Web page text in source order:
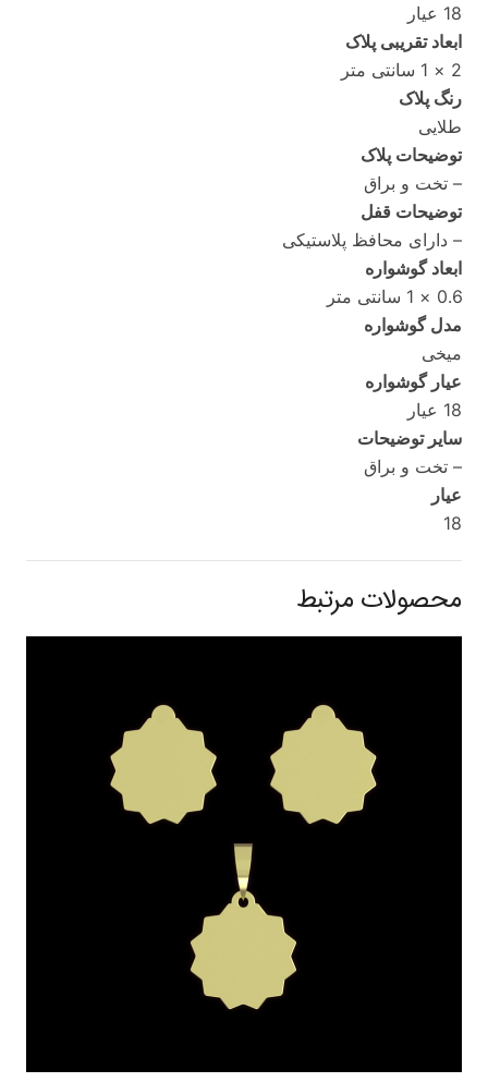
18 عیار
ابعاد تقریبی پلاک
2 × 1 سانتی متر
رنگ پلاک
طلایی
توضیحات پلاک
– تخت و براق
توضیحات قفل
– دارای محافظ پلاستیکی
ابعاد گوشواره
0.6 × 1 سانتی متر
مدل گوشواره
میخی
عیار گوشواره
18 عیار
سایر توضیحات
– تخت و براق
عیار
18
محصولات مرتبط